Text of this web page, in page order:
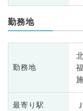
勤務地
勤務地
最寄り駅